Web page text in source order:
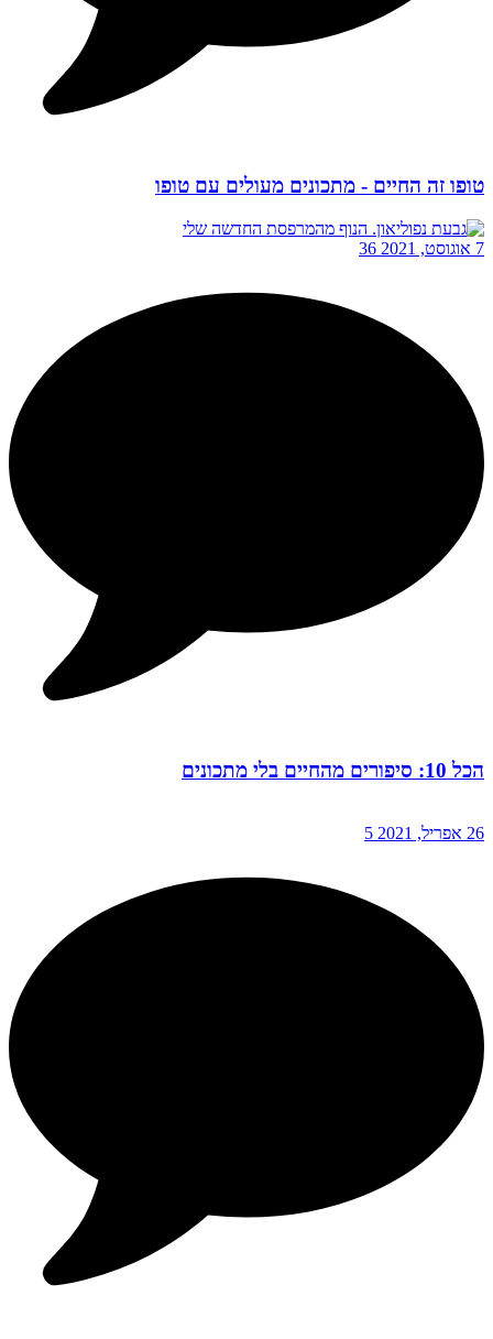
טופו זה החיים - מתכונים מעולים עם טופו
7 אוגוסט, 2021 36
הכל 10: סיפורים מהחיים בלי מתכונים
26 אפריל, 2021 5